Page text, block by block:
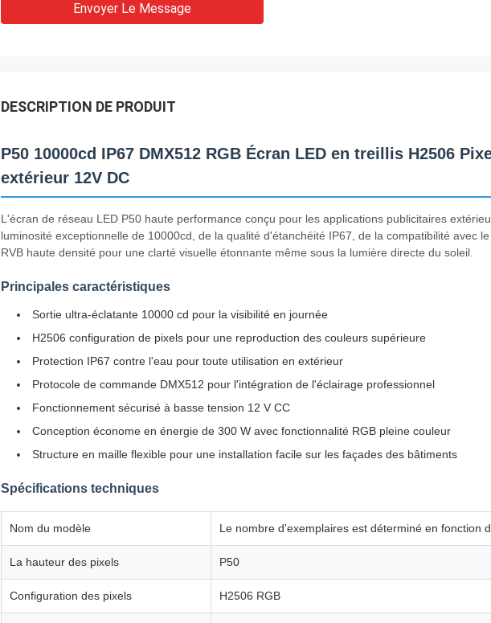
Envoyer Le Message
DESCRIPTION DE PRODUIT
P50 10000cd IP67 DMX512 RGB Écran LED en treillis H2506
extérieur 12V DC
L'écran de réseau LED P50 haute performance conçu pour les applications publicitaires
luminosité exceptionnelle de 10000cd, de la qualité d'étanchéité IP67, de la compatibilité avec
RVB haute densité pour une clarté visuelle étonnante même sous la lumière directe du soleil.
Principales caractéristiques
Sortie ultra-éclatante 10000 cd pour la visibilité en journée
H2506 configuration de pixels pour une reproduction des couleurs supérieure
Protection IP67 contre l'eau pour toute utilisation en extérieur
Protocole de commande DMX512 pour l'intégration de l'éclairage professionnel
Fonctionnement sécurisé à basse tension 12 V CC
Conception économe en énergie de 300 W avec fonctionnalité RGB pleine couleur
Structure en maille flexible pour une installation facile sur les façades des bâtiments
Spécifications techniques
Nom du modèle Le nombre d'exemplaires est déterminé en fonction
La hauteur des pixels P50
Configuration des pixels H2506 RGB